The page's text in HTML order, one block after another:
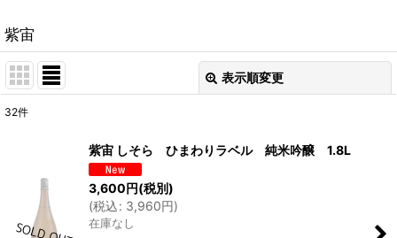
紫宙
表示順変更
並び順
32件
紫宙 しそら ひまわりラベル 純米吟醸 1.8L
3,600円(税別)
(税込: 3,960円)
在庫なし